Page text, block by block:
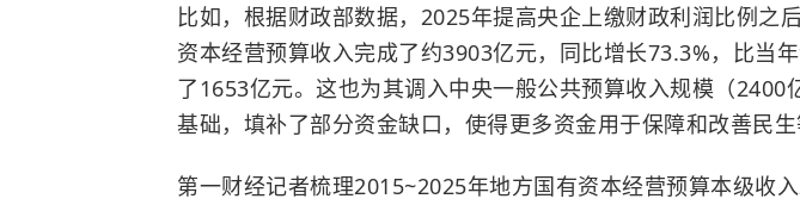
比如，根据财政部数据，2025年提高央企上缴财政利润比例之
资本经营预算收入完成了约3903亿元，同比增长73.3%，比当
了1653亿元。这也为其调入中央一般公共预算收入规模（2400
基础，填补了部分资金缺口，使得更多资金用于保障和改善民生
第一财经记者梳理2015~2025年地方国有资本经营预算本级收